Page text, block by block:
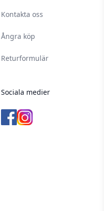
Kontakta oss
Ångra köp
Returformulär
Sociala medier